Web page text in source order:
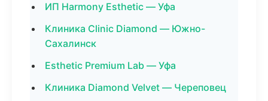
ИП Harmony Esthetic — Уфа
Клиника Clinic Diamond — Южно-
Сахалинск
Esthetic Premium Lab — Уфа
Клиника Diamond Velvet — Череповец